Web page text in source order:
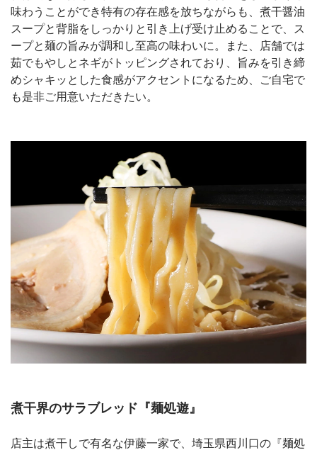
味わうことができ特有の存在感を放ちながらも、煮干醤油
スープと背脂をしっかりと引き上げ受け止めることで、ス
ープと麺の旨みが調和し至高の味わいに。また、店舗では
茹でもやしとネギがトッピングされており、旨みを引き締
めシャキッとした食感がアクセントになるため、ご自宅で
も是非ご用意いただきたい。
煮干界のサラブレッド『麺処遊』
店主は煮干しで有名な伊藤一家で、埼玉県西川口の『麺処